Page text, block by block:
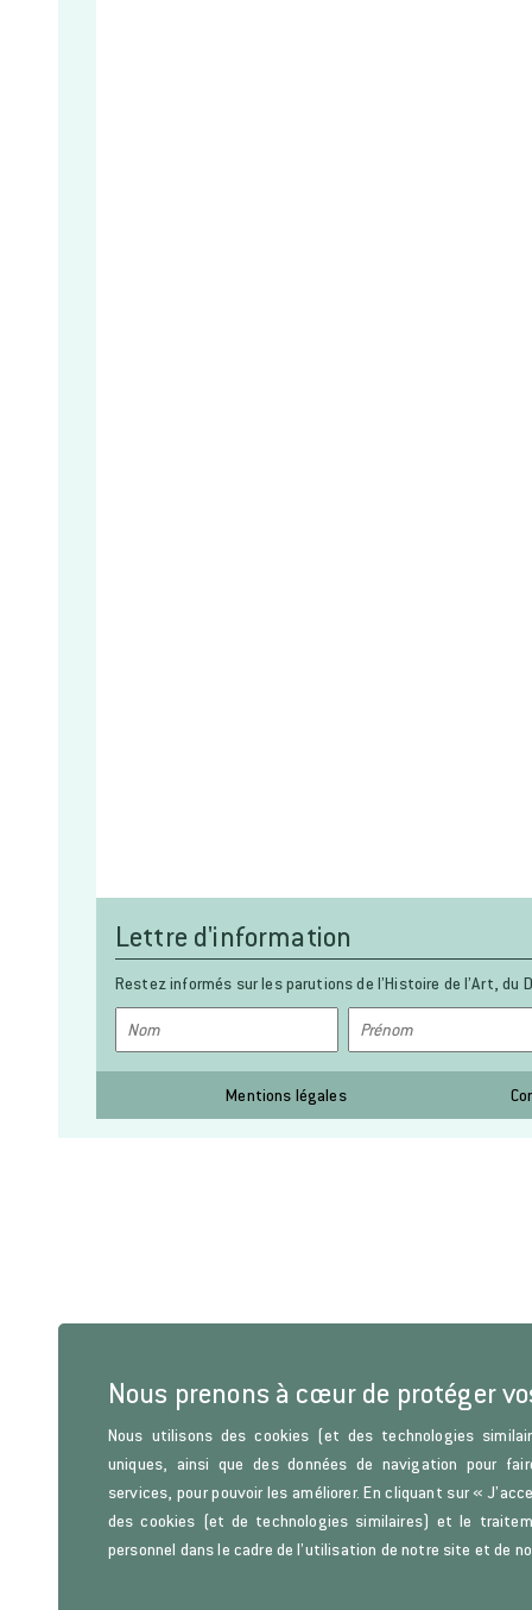
Lettre d'information
Restez informés sur les parutions de l’Histoire de l’Art, du
Mentions légales
Nous prenons à cœur de protéger
Nous utilisons des cookies (et des technologies
uniques, ainsi que des données de navigation pour
services, pour pouvoir les améliorer. En cliquant sur «
des cookies (et de technologies similaires) et le
personnel dans le cadre de l’utilisation de notre site et de